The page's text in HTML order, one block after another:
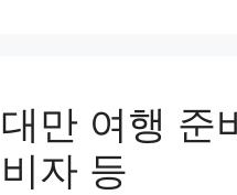
대만 여행 준
비자 등